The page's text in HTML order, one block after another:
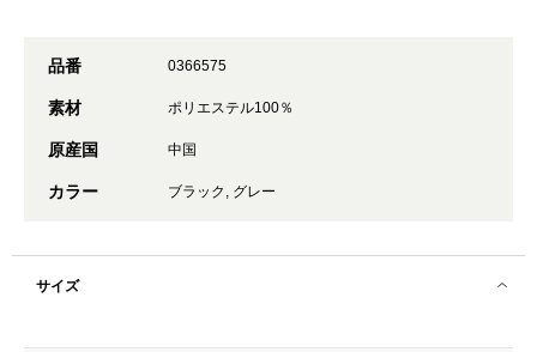
品番 0366575
素材 ポリエステル100％
原産国 中国
カラー ブラック, グレー
サイズ